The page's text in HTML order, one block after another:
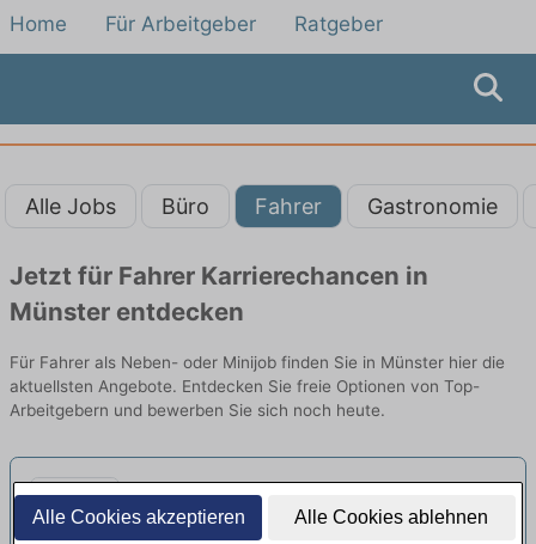
Alle Cookies akzeptieren Alle Cookies ablehnen
Home Für Arbeitgeber Ratgeber
Alle Jobs Büro Fahrer Gastronomie
Jetzt für Fahrer Karrierechancen in
Münster entdecken
Für Fahrer als Neben- oder Minijob finden Sie in Münster hier die
aktuellsten Angebote. Entdecken Sie freie Optionen von Top-
Arbeitgebern und bewerben Sie sich noch heute.
Minijob / Nebenjob als Kurierfahrer
(m/w/d) neu
flaschenpost SE | Münster